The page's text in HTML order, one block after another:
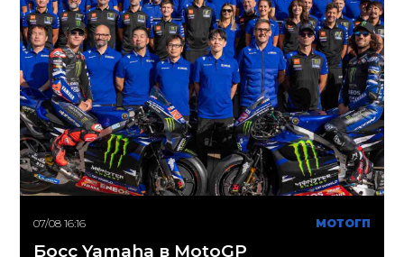
07/08 16:16 МОТОГП
Босс Yamaha в MotoGP